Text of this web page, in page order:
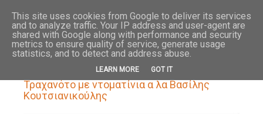
HOME
Τραχανότο με ντοματίνια α λα Βασίλης
Κουτσιανικούλης
This site uses cookies from Google to deliver its services
and to analyze traffic. Your IP address and user-agent are
shared with Google along with performance and security
metrics to ensure quality of service, generate usage
statistics, and to detect and address abuse.
LEARN MORE GOT IT